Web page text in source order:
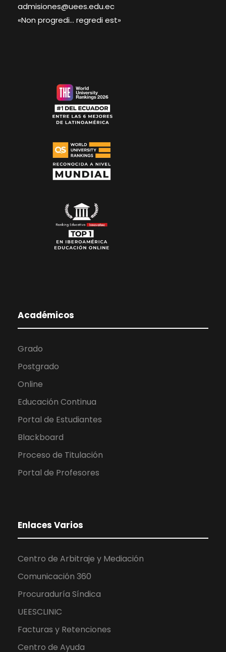
admisiones@uees.edu.ec
«Non progredi… regredi est»
Académicos
Grado
Postgrado
Online
Educación Continua
Portal de Estudiantes
Blackboard
Proceso de Titulación
Portal de Profesores
Enlaces Varios
Centro de Arbitraje y Mediación
Comunicación 360
Procuraduría Síndica
UEESCLINIC
Facturas y Retenciones
Centro de Ayuda